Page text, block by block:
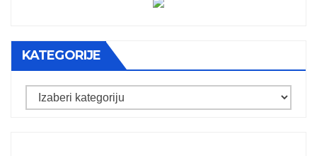
KATEGORIJE
Kategorije